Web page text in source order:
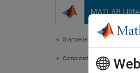
MATLAB
Startseite der Dokumentation
Computational Finance